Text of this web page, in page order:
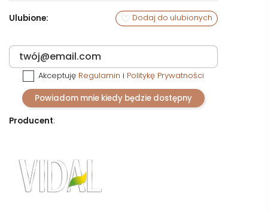
Ulubione: Dodaj do ulubionych
Akceptuję Regulamin i Politykę Prywatności
Powiadom mnie kiedy będzie dostępny
Producent: